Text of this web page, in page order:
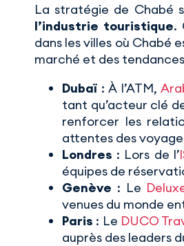
La stratégie de Chabé
l’industrie touristique.
dans les villes où Chabé
marché et des
Dubaï: À l’ATM,
tant qu’acteur clé
renforcer les
attentes des
Londres : Lors de l’
équipes de
Genève : Le
venues du monde
Paris : Le DUCO
auprès des leaders